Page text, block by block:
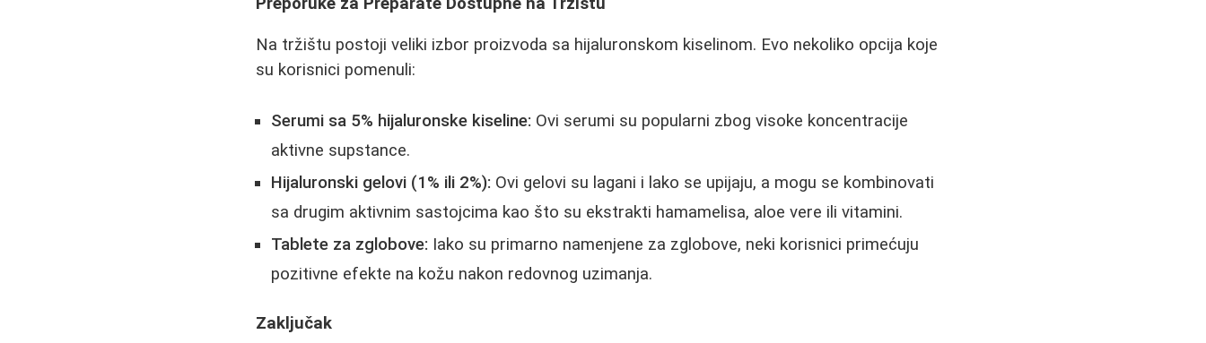
Na tržištu postoji veliki izbor proizvoda sa hijaluronskom kiselinom. Evo nekoliko opcija koje
su korisnici pomenuli:
Serumi sa 5% hijaluronske kiseline: Ovi serumi su popularni zbog visoke koncentracije
aktivne supstance.
Hijaluronski gelovi (1% ili 2%): Ovi gelovi su lagani i lako se upijaju, a mogu se kombinovati
sa drugim aktivnim sastojcima kao što su ekstrakti hamamelisa, aloe vere ili vitamini.
Tablete za zglobove: Iako su primarno namenjene za zglobove, neki korisnici primećuju
pozitivne efekte na kožu nakon redovnog uzimanja.
Zaključak